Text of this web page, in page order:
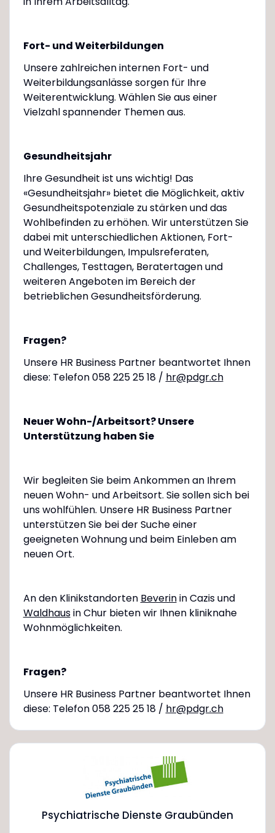
Fort- und Weiterbildungen
Unsere zahlreichen internen Fort- und
Weiterbildungsanlässe sorgen für Ihre
Weiterentwicklung. Wählen Sie aus einer
Vielzahl spannender Themen aus.
Gesundheitsjahr
Ihre Gesundheit ist uns wichtig! Das
«Gesundheitsjahr» bietet die Möglichkeit, aktiv
Gesundheitspotenziale zu stärken und das
Wohlbefinden zu erhöhen. Wir unterstützen Sie
dabei mit unterschiedlichen Aktionen, Fort-
und Weiterbildungen, Impulsreferaten,
Challenges, Testtagen, Beratertagen und
weiteren Angeboten im Bereich der
betrieblichen Gesundheitsförderung.
Fragen?
Unsere HR Business Partner beantwortet Ihnen
diese: Telefon 058 225 25 18 / hr@pdgr.ch
Neuer Wohn-/Arbeitsort? Unsere
Unterstützung haben Sie
Wir begleiten Sie beim Ankommen an Ihrem
neuen Wohn- und Arbeitsort. Sie sollen sich bei
uns wohlfühlen. Unsere HR Business Partner
unterstützen Sie bei der Suche einer
geeigneten Wohnung und beim Einleben am
neuen Ort.
An den Klinikstandorten Beverinin Cazis und
Waldhausin Chur bieten wir Ihnen kliniknahe
Wohnmöglichkeiten.
Fragen?
Unsere HR Business Partner beantwortet Ihnen
diese: Telefon 058 225 25 18 / hr@pdgr.ch
Psychiatrische Dienste Graubünden